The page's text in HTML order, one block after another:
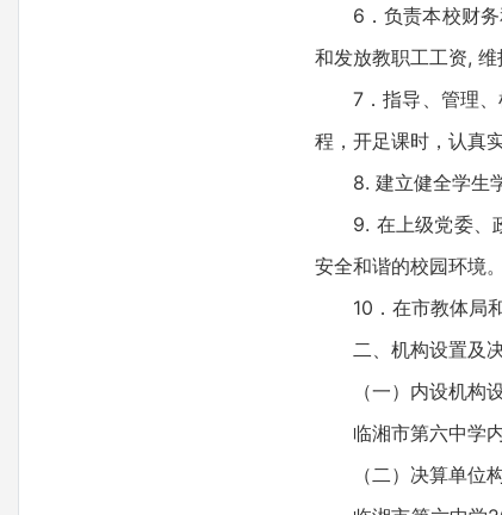
6．负责本校财务
和发放教职工工资, 维
7．指导、管理、
程，开足课时，认真
8. 建立健全学生学
9. 在上级党委、政
安全和谐的校园环境。
10．在市教体局和
二、机构设置及决
（一）内设机构设
临湘市第六中学内
（二）决算单位构